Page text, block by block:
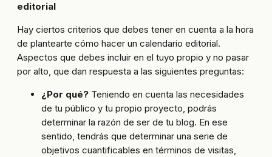
editorial
Hay ciertos criterios que debes tener en cuenta a la hora
de plantearte cómo hacer un calendario editorial.
Aspectos que debes incluir en el tuyo propio y no pasar
por alto, que dan respuesta a las siguientes preguntas:
¿Por qué? Teniendo en cuenta las necesidades
de tu público y tu propio proyecto, podrás
determinar la razón de ser de tu blog. En ese
sentido, tendrás que determinar una serie de
objetivos cuantificables en términos de visitas,